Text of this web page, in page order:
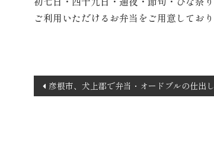
ご利用いただけるお弁当をご用意して
投
稿
彦根市、犬上郡で弁当・オードブルの仕出